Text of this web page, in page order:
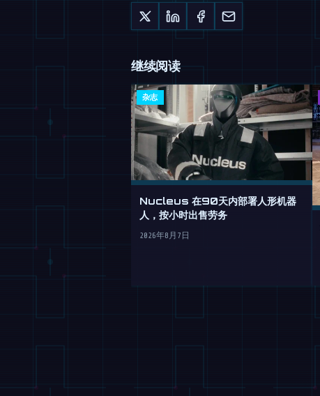
继续阅读
杂志
Nucleus 在90天内部署人形机器
人，按小时出售劳务
2026年8月7日